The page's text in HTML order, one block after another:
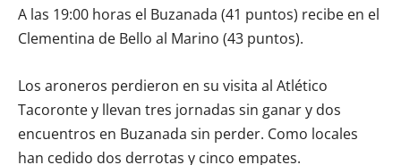
A las 19:00 horas el Buzanada (41 puntos) recibe en el
Clementina de Bello al Marino (43 puntos).
Los aroneros perdieron en su visita al Atlético
Tacoronte y llevan tres jornadas sin ganar y dos
encuentros en Buzanada sin perder. Como locales
han cedido dos derrotas y cinco empates.